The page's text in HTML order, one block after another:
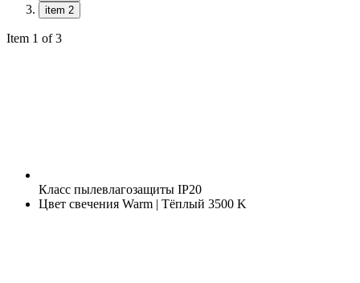
item 2
Item 1 of 3
Класс пылевлагозащиты IP20
Цвет свечения Warm | Тёплый 3500 K